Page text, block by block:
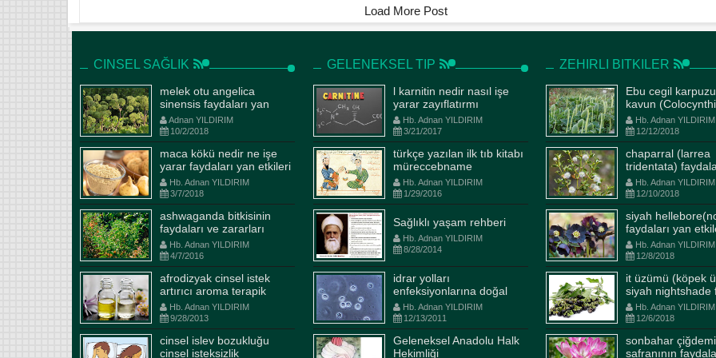
Load More Post
çuha çiçeği nerelerde olur
nasıl toplanır ne işe yarar
Hb. Adnan YILDIRIM
Çuha çiçeği nerelerde olur nasıl
toplanır Çuha çiçeğinin faydaları
nelerdir
Bakder İsmail Göçer Ve
Mehmet Türkşardan Harika
Tarifler
Hb. Adnan YILDIRIM 1/1/2015
Bakder Yönetim kurulu üyelerimiz
İsmail göçer ve Mehmet Türkşar
Mevsim geçişleri için çay karışımı
bağışıklık kuvvetlendiriciler
Okullarda bulaşan hastılaklara
karşı önlem Özel bir antibakteriyel
garg...
kontv hanımeli
ismail göçer dilek akkuş
Hb. Adnan YILDIRIM 1/1/2015
Kon TV Hanımeli Programı
simge Ekoğul Tıbbi Aromatik
bitkiler Teknikeri Dilek Akkuş ve
İsmail Göçer BAZI KONU
BAŞLIKLARI Aromatik bitki
ile yapılan cilt bakımı şekilleri
Ka...
CINSEL SAĞLIK
melek otu angelica
sinensis faydaları yan
etkiler kullanım şekli
Adnan YILDIRIM
10/2/2018
maca kökü nedir ne işe
yarar faydaları yan etkileri
ve kullanım dozajları
ilaçlarla etkileşimi
Hb. Adnan YILDIRIM
3/7/2018
ashwaganda bitkisinin
faydaları ve zararları
Hb. Adnan YILDIRIM
4/7/2016
afrodizyak cinsel istek
artırıcı aroma terapik
yağlar
Hb. Adnan YILDIRIM
9/28/2013
cinsel islev bozukluğu
cinsel isteksizlik
GELENEKSEL TIP
l karnitin nedir nasıl işe
yarar zayıflatırmı
Hb. Adnan YILDIRIM
3/21/2017
türkçe yazılan ilk tıb kitabı
müreccebname
Hb. Adnan YILDIRIM
1/29/2016
Sağlıklı yaşam rehberi
Hb. Adnan YILDIRIM
8/28/2014
idrar yolları
enfeksiyonlarına doğal
çözüm
Hb. Adnan YILDIRIM
12/13/2011
Geleneksel Anadolu Halk
Hekimliği
ZEHIRLI BITKILER
Ebu cegil karpuzu
kavun
Fructus) faydaları
etkileri kullanım
Hb. Adnan YILDIRIM
12/12/2018
chaparral (larrea
tridentata)
etkileri kullanım
Hb. Adnan YILDIRIM
12/10/2018
siyah
faydaları yan
kullanım şekli
etkileşimi
Hb. Adnan YILDIRIM
12/8/2018
it üzümü (köpek
siyah nightshade
yan etkileri
Hb. Adnan YILDIRIM
12/6/2018
sonbahar
safranının